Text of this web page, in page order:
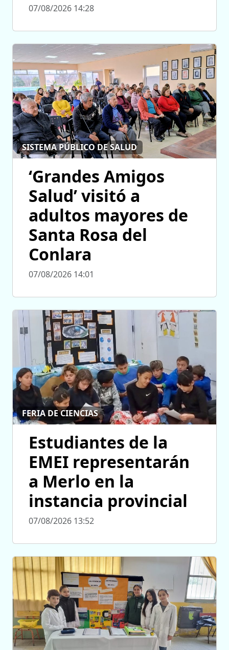
07/08/2026 14:28
SISTEMA PÚBLICO DE SALUD
‘Grandes Amigos
Salud’ visitó a
adultos mayores de
Santa Rosa del
Conlara
07/08/2026 14:01
FERIA DE CIENCIAS
Estudiantes de la
EMEI representarán
a Merlo en la
instancia provincial
07/08/2026 13:52